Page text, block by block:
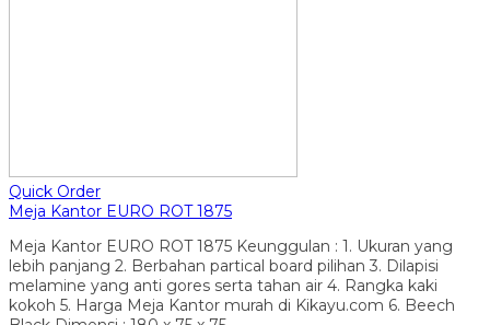
Quick Order
Meja Kantor EURO ROT 1875
Meja Kantor EURO ROT 1875 Keunggulan : 1. Ukuran yang
lebih panjang 2. Berbahan partical board pilihan 3. Dilapisi
melamine yang anti gores serta tahan air 4. Rangka kaki
kokoh 5. Harga Meja Kantor murah di Kikayu.com 6. Beech